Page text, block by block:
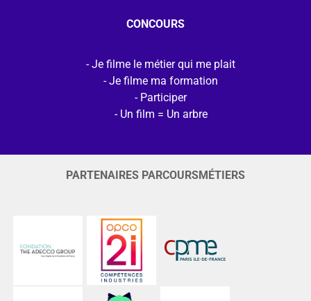
CONCOURS
Je filme le métier qui me plait
Je filme ma formation
Participer
Un film = Un arbre
PARTENAIRES PARCOURSMÉTIERS